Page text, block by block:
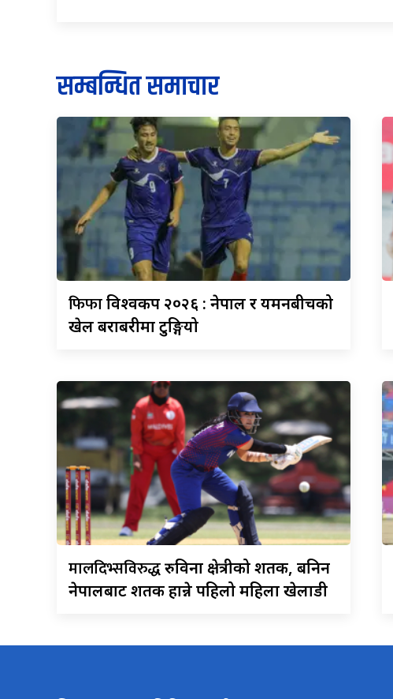
सम्बन्धित समाचार
फिफाविश्वकप २०२६ : नेपाल र यमनबीचको
खेल बराबरीमा टुङ्गियो
मालदिभ्सविरुद्धरुविना क्षेत्रीको शतक, बनिन
नेपालबाट शतक हान्ने पहिलो महिला खेलाडी